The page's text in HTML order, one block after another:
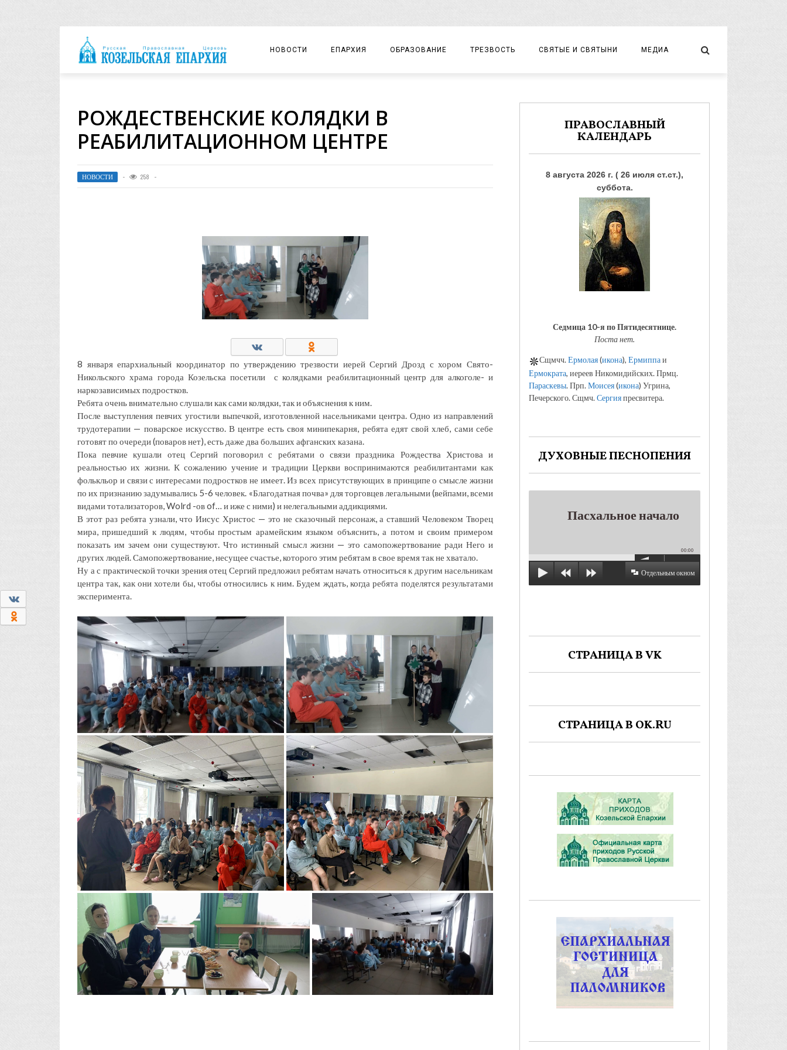
НОВОСТИ ЕПАРХИЯ
ЕПАРХИАЛЬНОЕ УПРАВЛЕНИЕ
ДОКУМЕНТЫ
ЕПАРХИАЛЬНЫЕ ОТДЕЛЫ
ДУХОВЕНСТВО
ХРАМЫ И МОНАСТЫРИ
МАТЕРИАЛЫ
КОНТАКТЫ/РЕКВИЗИТЫ
ОБРАЗОВАНИЕ ТРЕЗВОСТЬ СВЯТЫЕ И СВЯТЫНИ МЕДИА
ФОТО
РОЖДЕСТВЕНСКИЕ КОЛЯДКИ В
РЕАБИЛИТАЦИОННОМ ЦЕНТРЕ
НОВОСТИ 258
8 января епархиальный координатор по утверждению трезвости иерей Сергий Дрозд с хором Свято-
Никольского храма города Козельска посетили с колядками реабилитационный центр для алкоголе- и
наркозависимых подростков.
Ребята очень внимательно слушали как сами колядки, так и объяснения к ним.
После выступления певчих угостили выпечкой, изготовленной насельниками центра. Одно из направлений
трудотерапии — поварское искусство. В центре есть своя минипекарня, ребята едят свой хлеб, сами себе
готовят по очереди (поваров нет), есть даже два больших афганских казана.
Пока певчие кушали отец Сергий поговорил с ребятами о связи праздника Рождества Христова и
реальностью их жизни. К сожалению учение и традиции Церкви воспринимаются реабилитантами как
фолькльор и связи с интересами подростков не имеет. Из всех присутствующих в принципе о смысле жизни
по их признанию задумывались 5-6 человек. «Благодатная почва» для торговцев легальными (вейпами, всеми
видами тотализаторов, Wolrd -ов of… и иже с ними) и нелегальными аддикциями.
В этот раз ребята узнали, что Иисус Христос — это не сказочный персонаж, а ставший Человеком Творец
мира, пришедший к людям, чтобы простым арамейским языком объяснить, а потом и своим примером
показать им зачем они существуют. Что истинный смысл жизни — это самопожертвование ради Него и
других людей. Самопожертвование, несущее счастье, которого этим ребятам в свое время так не хватало.
Ну а с практической точки зрения отец Сергий предложил ребятам начать относиться к другим насельникам
центра так, как они хотели бы, чтобы относились к ним. Будем ждать, когда ребята поделятся результатами
эксперимента.
ПРАВОСЛАВНЫЙ
КАЛЕНДАРЬ
8 августа 2026 г. ( 26 июля ст.ст.),
суббота.
Седмица 10-я по Пятидесятнице.
Поста нет.
Сщмчч.Ермолая(икона), Ермиппаи
Ермократа, иереев Никомидийских. Прмц.
Параскевы. Прп.Моисея(икона) Угрина,
Печерского. Сщмч.Сергияпресвитера.
ДУХОВНЫЕ ПЕСНОПЕНИЯ
Пасхальное начало
00:00
Отдельным окном
СТРАНИЦА В VK
СТРАНИЦА В OK.RU